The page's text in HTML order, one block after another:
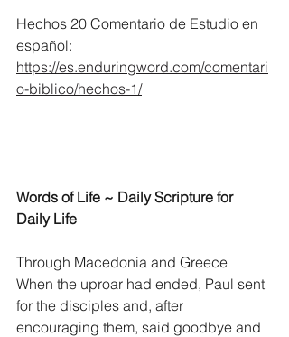
Hechos 20 Comentario de Estudio en
español:
https://es.enduringword.com/comentari
o-biblico/hechos-1/
Words of Life ~ Daily Scripture for
Daily Life
Through Macedonia and Greece
When the uproar had ended, Paul sent
for the disciples and, after
encouraging them, said goodbye and